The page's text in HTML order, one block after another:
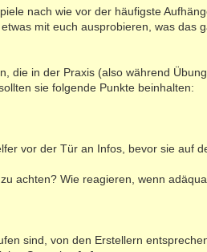
nach wie vor der häufigste
mit euch ausprobieren, was das
die in der Praxis (also während
sie folgende Punkte beinhalten:
vor der Tür an Infos, bevor sie auf
achten? Wie reagieren, wenn
sind, von den Erstellern